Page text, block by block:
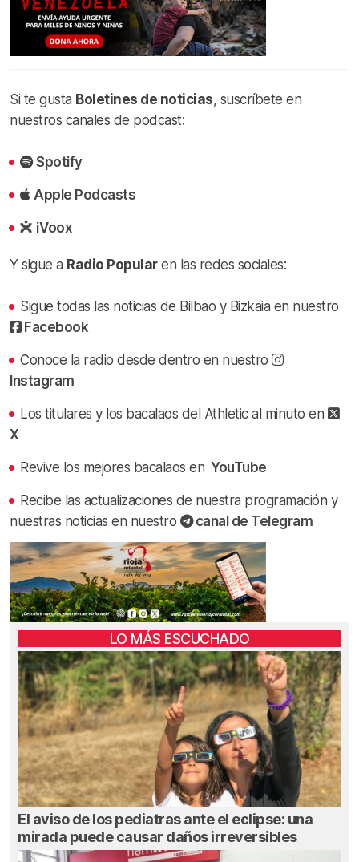
Si te gusta Boletines de noticias, suscríbete en
nuestros canales de podcast:
Spotify
Apple Podcasts
iVoox
Y sigue a Radio Popularen las redes sociales:
Sigue todas las noticias de Bilbao y Bizkaia en nuestro
Facebook
Conoce la radio desde dentro en nuestro
Instagram
Los titulares y los bacalaos del Athletic al minuto en
X
Revive los mejores bacalaos en YouTube
Recibe las actualizaciones de nuestra programación y
nuestras noticias en nuestro
canal de Telegram
LO MÁS ESCUCHADO
El aviso de los pediatras ante el eclipse: una
mirada puede causar daños irreversibles